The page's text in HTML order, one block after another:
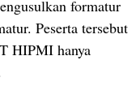
formatur
Peserta tersebut
HIPMI hanya